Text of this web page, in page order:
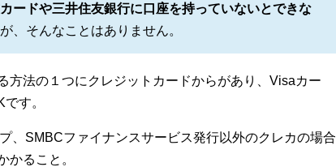
カードや三井住友銀行に口座を持っていないとできな
、そんなことはありません。
方法の１つにクレジットカードからがあり、Visaカー
す。
、SMBCファイナンスサービス発行以外のクレカの場合
かること。